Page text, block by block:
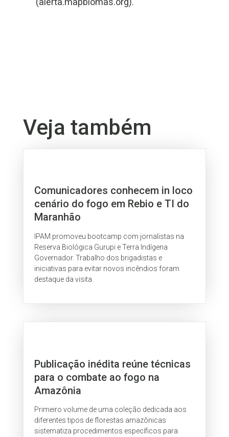
Veja também
Comunicadores conhecem in loco
cenário do fogo em Rebio e TI do
Maranhão
IPAM promoveu bootcamp com jornalistas na
Reserva Biológica Gurupi e Terra Indígena
Governador. Trabalho dos brigadistas e
iniciativas para evitar novos incêndios foram
destaque da visita.
Publicação inédita reúne técnicas
para o combate ao fogo na
Amazônia
Primeiro volume de uma coleção dedicada aos
diferentes tipos de florestas amazônicas
sistematiza procedimentos específicos para